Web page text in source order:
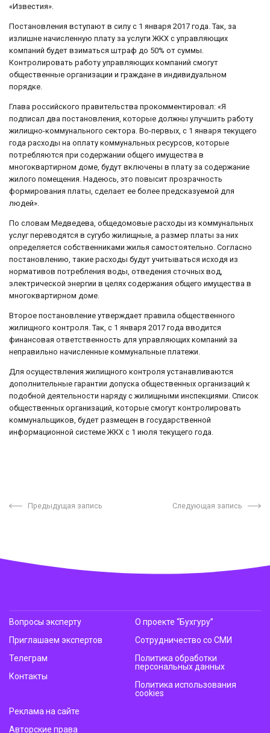
«Известия».
Постановления вступают в силу с 1 января 2017 года. Так, за
излишне начисленную плату за услуги ЖКХ с управляющих
компаний будет взиматься штраф до 50% от суммы.
Контролировать работу управляющих компаний смогут
общественные организации и граждане в индивидуальном
порядке.
Глава российского правительства прокомментировал: «Я
подписал два постановления, которые должны улучшить работу
жилищно-коммунального сектора. Во-первых, с 1 января текущего
года расходы на оплату коммунальных ресурсов, которые
потребляются при содержании общего имущества в
многоквартирном доме, будут включены в плату за содержание
жилого помещения. Надеюсь, это повысит прозрачность
формирования платы, сделает ее более предсказуемой для
людей».
По словам Медведева, общедомовые расходы из коммунальных
услуг переводятся в сугубо жилищные, а размер платы за них
определяется собственниками жилья самостоятельно. Согласно
постановлению, такие расходы будут учитываться исходя из
нормативов потребления воды, отведения сточных вод,
электрической энергии в целях содержания общего имущества в
многоквартирном доме.
Второе постановление утверждает правила общественного
жилищного контроля. Так, с 1 января 2017 года вводится
финансовая ответственность для управляющих компаний за
неправильно начисленные коммунальные платежи.
Для осуществления жилищного контроля устанавливаются
дополнительные гарантии допуска общественных организаций к
подобной деятельности наряду с жилищными инспекциями. Список
общественных организаций, которые смогут контролировать
коммунальщиков, будет размещен в государственной
информационной системе ЖКХ с 1 июля текущего года.
Предыдущая запись Следующая запись
Вопросы эксперту
Приглашаем экспертов
Телеграм
Контакты
О проекте “Бухгуру”
Сотрудничество со СМИ
Политика обработки
персональных данных
Политика использования
cookies
Реклама на сайте
Авторские права